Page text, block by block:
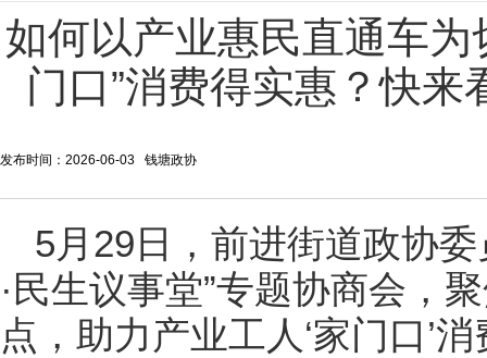
如何以产业惠民直通车
门口”消费得实惠？快
发布时间：2026-06-03 钱塘政协
5月29日，前进街道政协
·民生议事堂”专题协商会，
点，助力产业工人‘家门口’